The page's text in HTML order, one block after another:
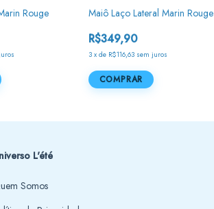
Rouge Maiô Laço Lateral Marin Rouge
R$349,90
3 x de R$116,63 sem juros
COMPRAR
L'été
Somos